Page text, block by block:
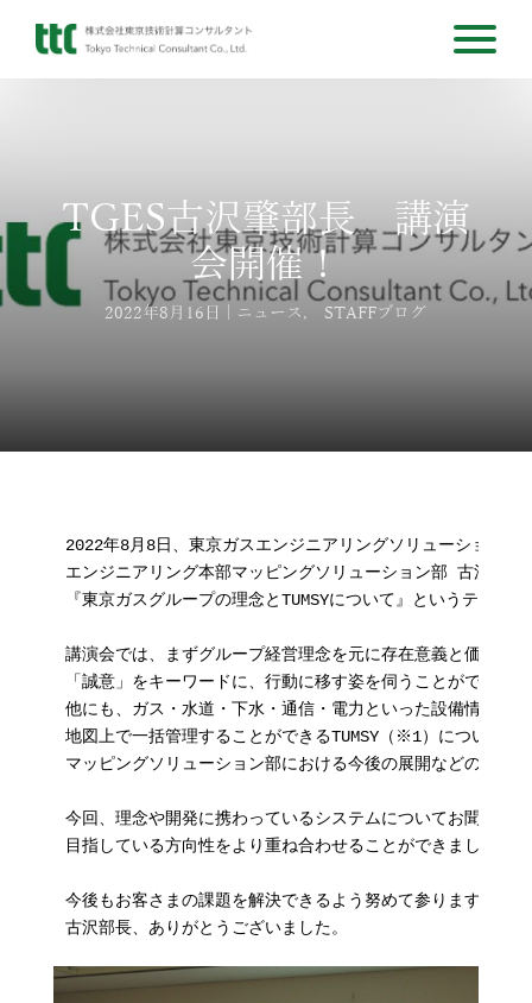
TGES古沢肇部長 講演
会開催！
2022年8月16日 ニュース , STAFFブログ
2022年8月8日、東京ガスエンジニアリングソリューションズ
エンジニアリング本部マッピングソリューション部 古沢肇部
『東京ガスグループの理念とTUMSYについて』というテー
講演会では、まずグループ経営理念を元に存在意義と価値観
「誠意」をキーワードに、行動に移す姿を伺うことができま
他にも、ガス・水道・下水・通信・電力といった設備情報を
地図上で一括管理することができるTUMSY（※1）についての
マッピングソリューション部における今後の展開などのお話
今回、理念や開発に携わっているシステムについてお聞きし
目指している方向性をより重ね合わせることができました。
今後もお客さまの課題を解決できるよう努めて参ります。
古沢部長、ありがとうございました。